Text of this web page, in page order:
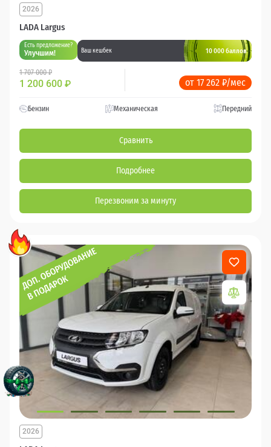
LADA Largus
2026
Есть предложение?
Улучшим! Ваш кешбек 10 000 баллов
1 707 000 ₽
1 200 600 ₽ от 17 262 ₽/мес
Бензин Механическая Передний
Сравнить
Подробнее
Перезвоним за минуту
2026